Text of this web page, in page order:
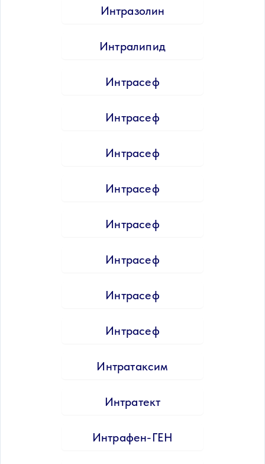
Интразолин
Интралипид
Интрасеф
Интрасеф
Интрасеф
Интрасеф
Интрасеф
Интрасеф
Интрасеф
Интрасеф
Интратаксим
Интратект
Интрафен-ГЕН